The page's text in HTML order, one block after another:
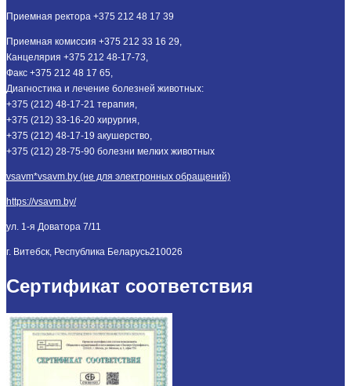
Приемная ректора +375 212 48 17 39
Приемная комиссия +375 212 33 16 29,
Канцелярия +375 212 48-17-73,
Факс +375 212 48 17 65,
Диагностика и лечение болезней животных:
+375 (212) 48-17-21 терапия,
+375 (212) 33-16-20 хирургия,
+375 (212) 48-17-19 акушерство,
+375 (212) 28-75-90 болезни мелких животных
vsavm*vsavm.by (не для электронных обращений)
https://vsavm.by/
ул. 1-я Доватора 7/11
г. Витебск, Республика Беларусь210026
Сертификат соответствия